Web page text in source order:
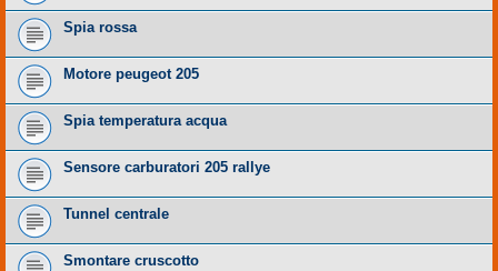
Spia rossa
Motore peugeot 205
Spia temperatura acqua
Sensore carburatori 205 rallye
Tunnel centrale
Smontare cruscotto